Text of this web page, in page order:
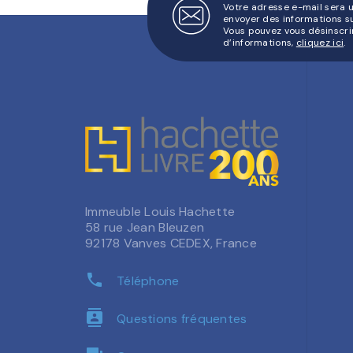
Votre adresse e-mail sera
envoyer des informations
Vous pouvez vous
d’informations, cliquez ici.
Immeuble Louis Hachette
58 rue Jean Bleuzen
92178 Vanves CEDEX, France
phone Téléphone
contacts Questions fréquentes